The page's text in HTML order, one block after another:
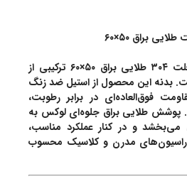
براق ۵۰×۶۰
حوله خشک کن استیل فلت ۳۰۴ طلایی براق ۵۰×۶۰ ترکیبی از
بدنه این محصول از استیل ضد زنگ
فوق‌العاده‌ای در برابر رطوبت،
پوشش طلایی براق جلوه‌ای لوکس به
و در کنار عملکرد مناسب،
مدرن و کلاسیک محسوب